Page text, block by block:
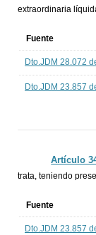
extraordinaria
Fuente
Dto.JDM 28.072
Dto.JDM 23.857
Artículo 34
trata, teniendo
Fuente
Dto.JDM 23.857